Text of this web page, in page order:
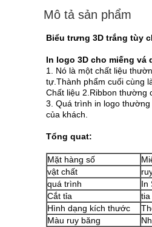
Mô tả sản phẩm
Biểu trưng 3D trắng tùy
In logo 3D cho miếng vá
1. Nó là một chất liệu
tự.Thành phẩm cuối cùng
Chất liệu 2.Ribbon thường
3. Quá trình in logo
của khách.
Tổng quat:
Mặt hàng số
vật chất
quá trình
In
Cắt tỉa
tia
Hình dạng kích thước
Màu ruy băng